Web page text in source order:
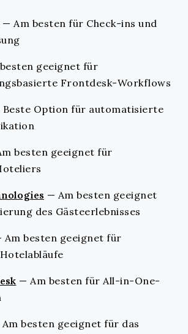
— Am besten für Check-ins und
geeignet für
Frontdesk-Workflows
Beste Option für automatisierte
besten geeignet für
— Am besten geeignet
des Gästeerlebnisses
Am besten geeignet für
— Am besten für All-in-One-
Am besten geeignet für das